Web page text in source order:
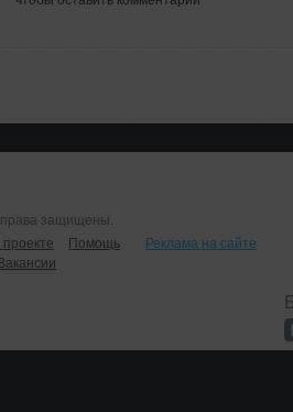
защищены.
Помощь
Реклама на сайте